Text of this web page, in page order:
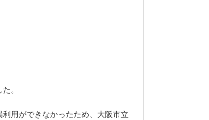
。
用ができなかったため、大阪市立